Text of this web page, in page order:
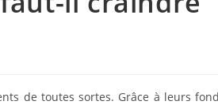
de toutes sortes. Grâce à leurs